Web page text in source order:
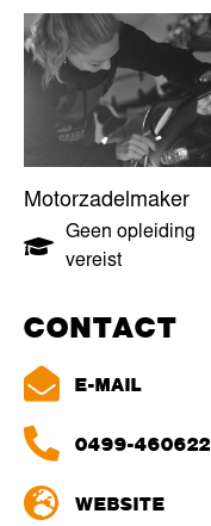
Motorzadelmaker
Geen opleiding
vereist
CONTACT
E-MAIL
0499-460622
WEBSITE